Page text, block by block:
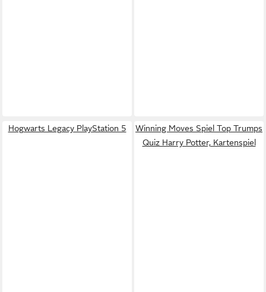
Hogwarts Legacy PlayStation 5
Winning Moves Spiel Top Trumps
Quiz Harry Potter, Kartenspiel